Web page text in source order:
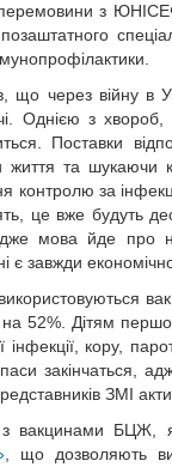
перемовини з
що через війну в
Однією з хвороб,
Поставки
життя та шукаючи
контролю за
це вже будуть
адже мова йде
є завжди
52%. Дітям
інфекції, кору,
закінчаться,
ЗМІ
вакцинами БЦЖ,
, що дозволяють